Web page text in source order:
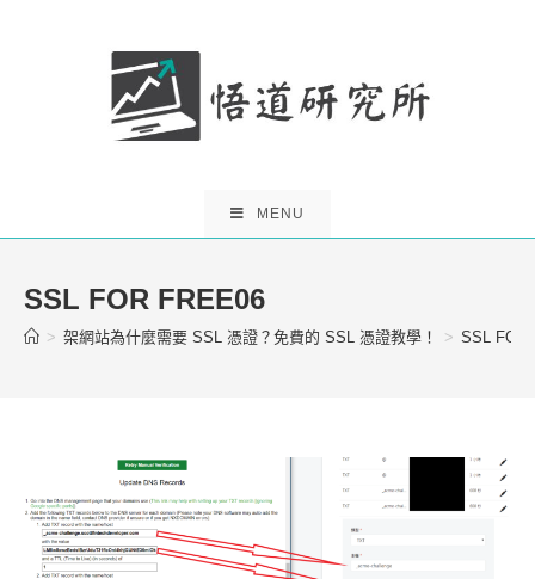
MENU
SSL FOR FREE06
> 架網站為什麼需要 SSL 憑證？免費的 SSL 憑證教學！ > SSL FOR